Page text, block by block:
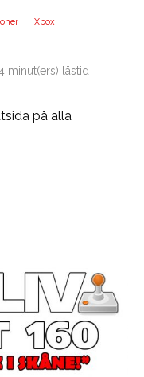
Xbox
minut(ers) lästid
på alla